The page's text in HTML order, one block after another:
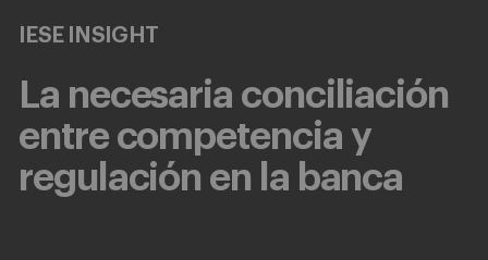
IESE INSIGHT
La necesaria conciliación
entre competencia y
regulación en la banca